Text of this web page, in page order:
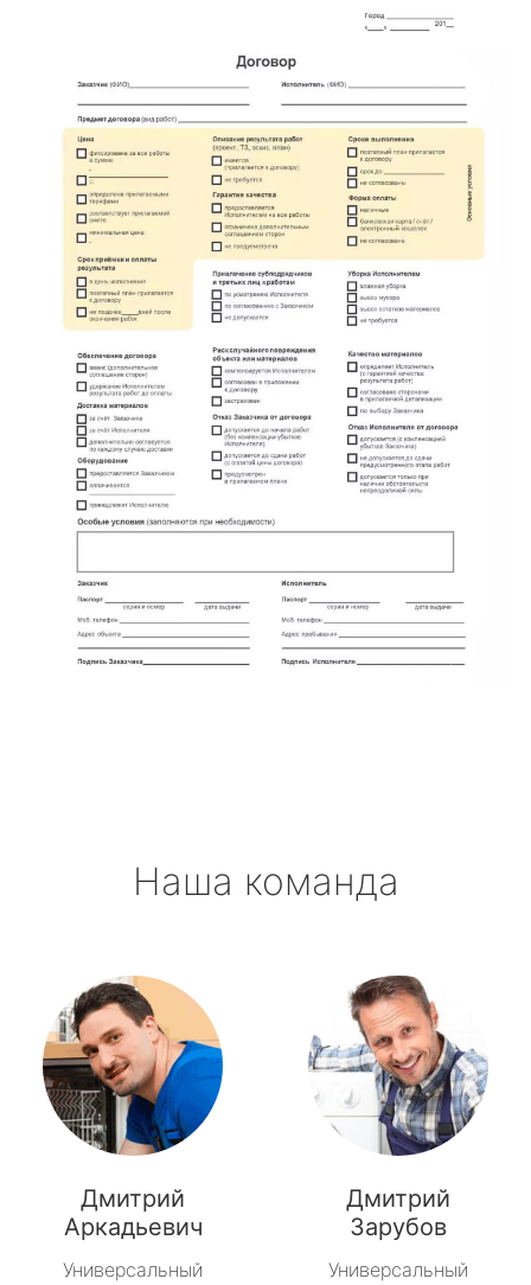
Наша команда
Дмитрий
Аркадьевич
Универсальный
Дмитрий
Зарубов
Универсальный